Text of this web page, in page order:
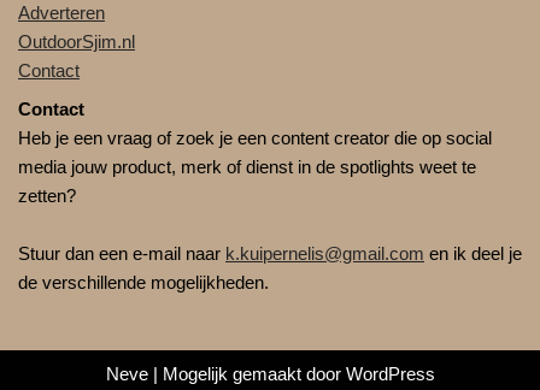
Adverteren
OutdoorSjim.nl
Contact
Contact
Heb je een vraag of zoek je een content creator die op social
media jouw product, merk of dienst in de spotlights weet te
zetten?
Stuur dan een e-mail naar k.kuipernelis@gmail.com en ik deel je
de verschillende mogelijkheden.
Neve| Mogelijk gemaakt door WordPress